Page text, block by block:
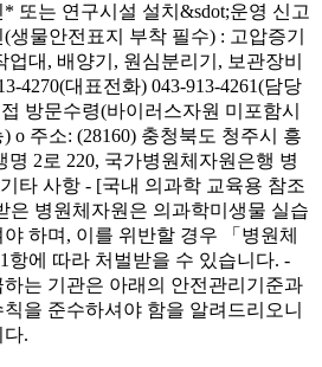
또는 연구시설 설치&sdot;운영 신고
생물안전표지 부착 필수) : 고압증기
업대, 배양기, 원심분리기, 보관장비
4270(대표전화) 043-913-4261(담당
방문수령(바이러스자원 미포함시
o 주소: (28160) 충청북도 청주시 흥
명 2로 220, 국가병원체자원은행 병
타 사항 - [국내 의과학 교육용 참조
은 병원체자원은 의과학미생물 실습
하며, 이를 위반할 경우 「병원체
항에 따라 처벌받을 수 있습니다. -
는 기관은 아래의 안전관리기준과
을 준수하셔야 함을 알려드리오니
다.